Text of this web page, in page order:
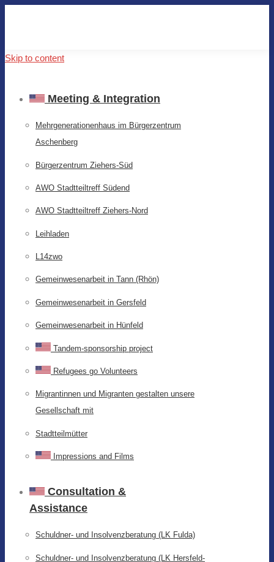
Skip to content
Meeting & Integration
Mehrgenerationenhaus im Bürgerzentrum
Aschenberg
Bürgerzentrum Ziehers-Süd
AWO Stadtteiltreff Südend
AWO Stadtteiltreff Ziehers-Nord
Leihladen
L14zwo
Gemeinwesenarbeit in Tann (Rhön)
Gemeinwesenarbeit in Gersfeld
Gemeinwesenarbeit in Hünfeld
Tandem-sponsorship project
Refugees go Volunteers
Migrantinnen und Migranten gestalten unsere
Gesellschaft mit
Stadtteilmütter
Impressions and Films
Consultation &
Assistance
Schuldner- und Insolvenzberatung (LK Fulda)
Schuldner- und Insolvenzberatung (LK Hersfeld-